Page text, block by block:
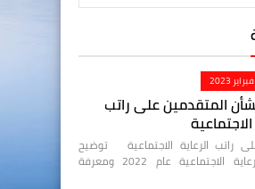
المتقدمين على راتب
راتب الرعاية الاجتماعية توضيح
المتقدمين على راتب الرعاية الاجتماعية عام 2022 ومعرفة